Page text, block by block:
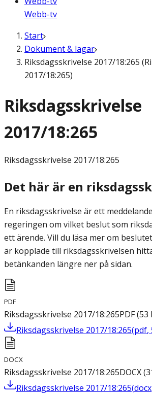
Webb-tv
Start
Dokument & lagar
Riksdagsskrivelse 2017/18:265
2017/18:265)
Riksdagsskrivelse
2017/18:265
Riksdagsskrivelse 2017/18:265
Det här är en
En riksdagsskrivelse är ett
regeringen om vilket beslut som
ett ärende. Vill du läsa mer om
är kopplade till riksdagsskrivelsen
betänkanden längre ner på sidan.
PDF
Riksdagsskrivelse 2017/18:265PDF(53
Riksdagsskrivelse 2017/18:265(pdf,
DOCX
Riksdagsskrivelse 2017/18:265DOCX(
Riksdagsskrivelse 2017/18:265(docx